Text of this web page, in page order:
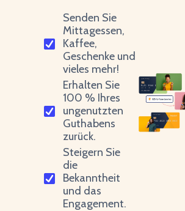
Senden Sie
Mittagessen,
Kaffee,
Geschenke und
vieles mehr!
Erhalten Sie
100 % Ihres
ungenutzten
Guthabens
zurück.
Steigern Sie
die
Bekanntheit
und das
Engagement.